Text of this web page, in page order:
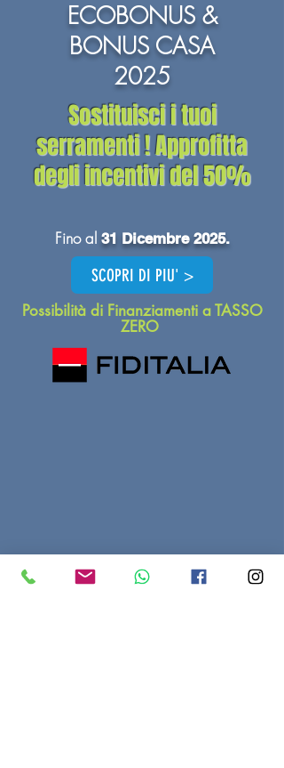
ECOBONUS &
BONUS CASA
2025
Sostituisci i tuoi
serramenti ! Approfitta
degli incentividel 50%
Fino al 31 Dicembre 2025.
SCOPRI DI PIU' >
Possibilità di Finanziamenti a TASSO
ZERO